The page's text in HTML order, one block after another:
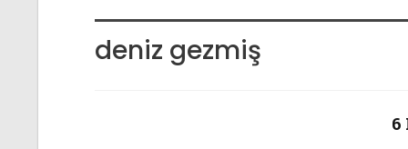
deniz gezmiş
6